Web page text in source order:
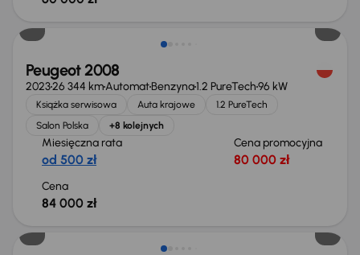
Peugeot 2008
202326 344 kmAutomatBenzyna1.2 PureTech96 kW
Książka serwisowa Auta krajowe
1.2 PureTech
Salon Polska
+8 kolejnych
Miesięczna rata
od 500 zł
Cena promocyjna
80 000 zł
Cena
84 000 zł
Taniej o 1 000 zł